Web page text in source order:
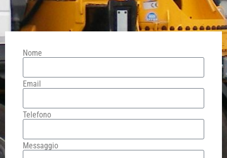
Nome
Email
Telefono
Messaggio